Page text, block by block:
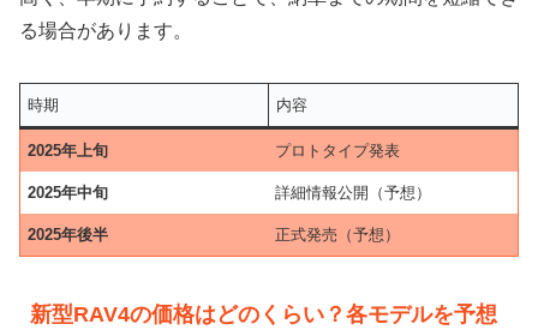
る場合があります。
時期 内容
2025年上旬 プロトタイプ発表
2025年中旬 詳細情報公開（予想）
2025年後半 正式発売（予想）
新型RAV4の価格はどのくらい？各モデルを予想